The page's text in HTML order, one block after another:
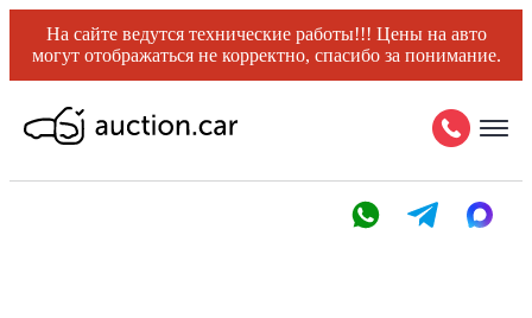
На сайте ведутся технические работы!!! Цены на авто
могут отображаться не корректно, спасибо за понимание.